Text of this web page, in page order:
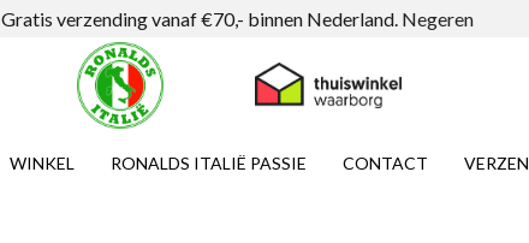
Gratis verzending vanaf €70,- binnen Nederland. Negeren
WINKEL RONALDS ITALIË PASSIE CONTACT